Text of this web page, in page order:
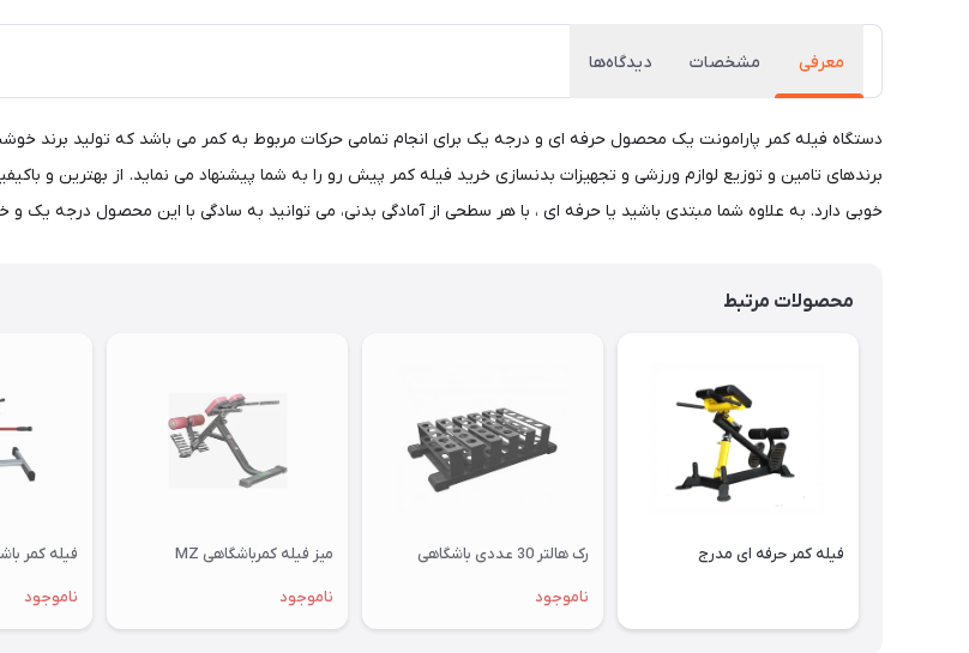
معرفی مشخصات دیدگاه‌ها
دستگاه فیله کمر پارامونت یک محصول حرفه ای و درجه یک برای انجام تمامی حرکات مربوط به کمر می باشد که تولید برند
برندهای تامین و توزیع لوازم ورزشی و تجهیزات بدنسازی خرید فیله کمر پیش رو را به شما پیشنهاد می نماید. از بهترین و
خوبی دارد. به علاوه شما مبتدی باشید یا حرفه ای ، با هر سطحی از آمادگی بدنی، می توانید به سادگی با این محصول درجه
محصولات مرتبط
فیله کمر حرفه ای مدرج رک هالتر 30 عددی باشگاهی
ناموجود
میز فیله کمرباشگاهی MZ
ناموجود
فیله کمر
ناموجود